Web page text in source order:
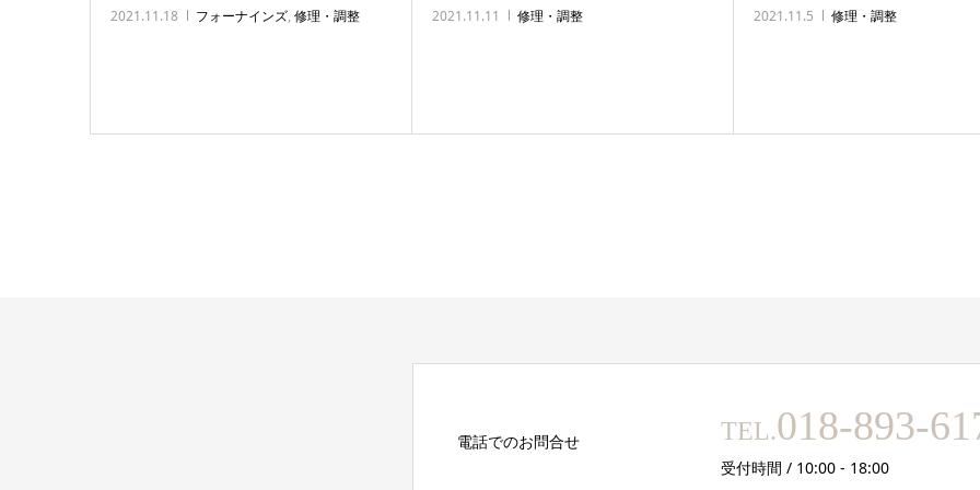
2021.11.18 フォーナインズ, 修理・調整 2021.11.11 修理・調整 2021.11.5 修理・調整
電話でのお問合せ TEL.018-893-
受付時間 / 10:00 - 18:00